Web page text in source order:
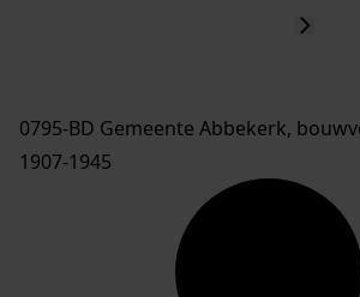
0795-BD Gemeente Abbekerk,
1907-1945